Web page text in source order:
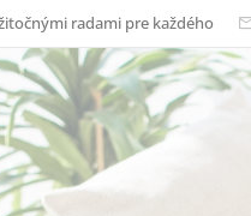
radami pre každého